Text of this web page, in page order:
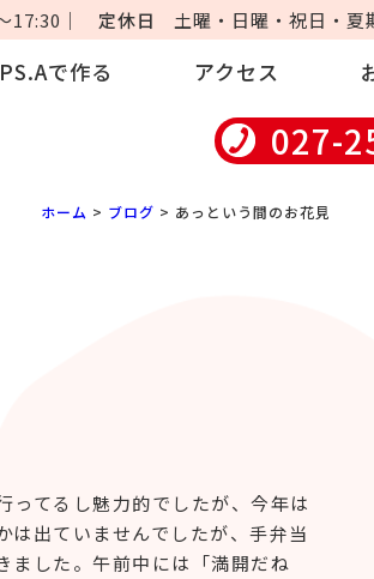
｜ 定休日 土曜・日曜・祝日・夏
で作る アクセス
027-
ホーム > ブログ > あっという間のお花見
ってるし魅力的でしたが、今年は
出ていませんでしたが、手弁当
ました。午前中には「満開だね